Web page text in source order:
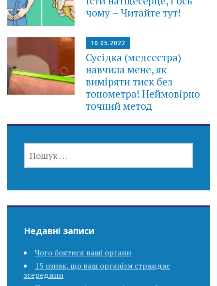
чому – Читайте тут!
10.05.2022
Сусідка (медсестра)
навчила мене, як
виміряти тиск без
тонометра! Неймовірно
точний метод
Недавні записи
Чого боятися ваші органи
15 ознак, що ваш організм страждає
зсередини